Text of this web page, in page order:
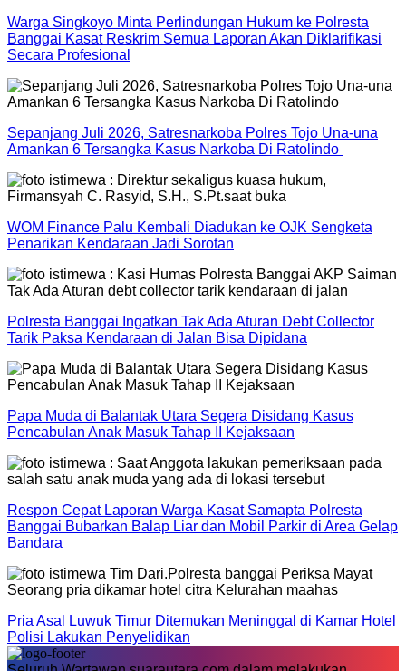
Warga Singkoyo Minta Perlindungan Hukum ke Polresta
Banggai Kasat Reskrim Semua Laporan Akan Diklarifikasi
Secara Profesional
Sepanjang Juli 2026, Satresnarkoba Polres Tojo Una-una
Amankan 6 Tersangka Kasus Narkoba Di Ratolindo
WOM Finance Palu Kembali Diadukan ke OJK Sengketa
Penarikan Kendaraan Jadi Sorotan
Polresta Banggai Ingatkan Tak Ada Aturan Debt Collector
Tarik Paksa Kendaraan di Jalan Bisa Dipidana
Papa Muda di Balantak Utara Segera Disidang Kasus
Pencabulan Anak Masuk Tahap II Kejaksaan
Respon Cepat Laporan Warga Kasat Samapta Polresta
Banggai Bubarkan Balap Liar dan Mobil Parkir di Area Gelap
Bandara
Pria Asal Luwuk Timur Ditemukan Meninggal di Kamar Hotel
Polisi Lakukan Penyelidikan